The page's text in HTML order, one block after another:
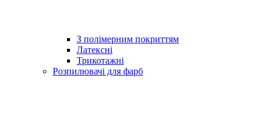
З полімерним покриттям
Латексні
Трикотажні
Розпилювачі для фарб